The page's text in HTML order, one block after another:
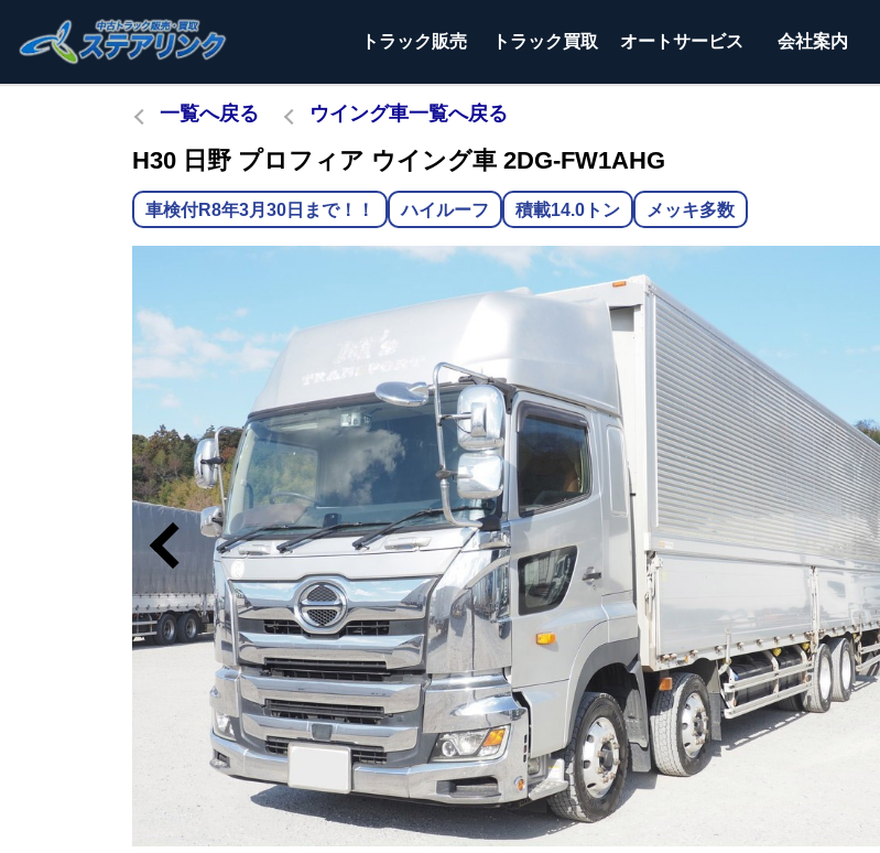
トラック販売 トラック買取 オートサービス 会社案内
一覧へ戻る ウイング車一覧へ戻る
H30 日野 プロフィア ウイング車 2DG-FW1AHG
車検付R8年3月30日まで！！ ハイルーフ 積載14.0トン メッキ多数